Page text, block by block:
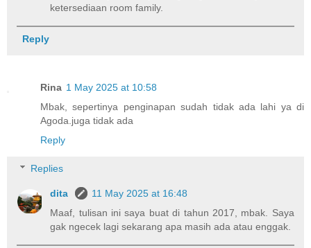
ketersediaan room family.
Reply
Rina 1 May 2025 at 10:58
Mbak, sepertinya penginapan sudah tidak ada lahi ya di
Agoda.juga tidak ada
Reply
Replies
dita
11 May 2025 at 16:48
Maaf, tulisan ini saya buat di tahun 2017, mbak. Saya
gak ngecek lagi sekarang apa masih ada atau enggak.